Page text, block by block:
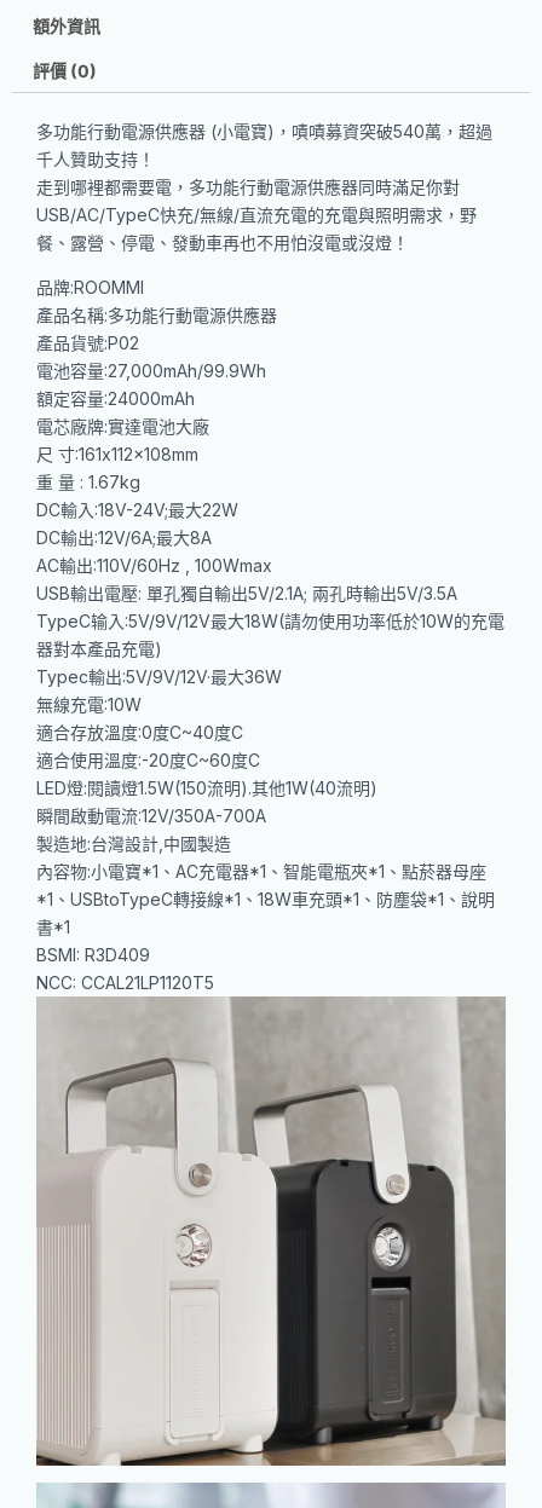
任
數
量
額外資訊
評價 (0)
多功能行動電源供應器 (小電寶)，嘖嘖募資突破540萬，超過
千人贊助支持！
走到哪裡都需要電，多功能行動電源供應器同時滿足你對
USB/AC/TypeC快充/無線/直流充電的充電與照明需求，野
餐、露營、停電、發動車再也不用怕沒電或沒燈！
品牌:ROOMMI
產品名稱:多功能行動電源供應器
產品貨號:P02
電池容量:27,000mAh/99.9Wh
額定容量:24000mAh
電芯廠牌:實達電池大廠
尺 寸:161x112x108mm
重 量 : 1.67kg
DC輸入:18V-24V;最大22W
DC輸出:12V/6A;最大8A
AC輸出:110V/60Hz , 100Wmax
USB輸出電壓: 單孔獨自輸出5V/2.1A; 兩孔時輸出5V/3.5A
TypeC输入:5V/9V/12V最大18W(請勿使用功率低於10W的充電
器對本產品充電)
Typec輸出:5V/9V/12V·最大36W
無線充電:10W
適合存放溫度:0度C~40度C
適合使用溫度:-20度C~60度C
LED燈:閱讀燈1.5W(150流明).其他1W(40流明)
瞬間啟動電流:12V/350A-700A
製造地:台灣設計,中國製造
內容物:小電寶*1、AC充電器*1、智能電瓶夾*1、點菸器母座
*1、USBtoTypeC轉接線*1、18W車充頭*1、防塵袋*1、說明
書*1
BSMI: R3D409
NCC: CCAL21LP1120T5